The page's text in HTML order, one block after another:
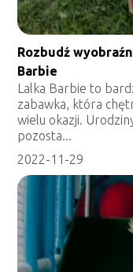
Rozbudź
Barbie
Lalka Barbie to
zabawka, która
wielu okazji.
pozosta...
2022-11-29